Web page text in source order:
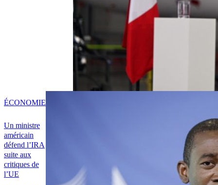
Un ministre
américain
défend l’IRA
suite aux
critiques de
l’UE
ÉCONOMIE